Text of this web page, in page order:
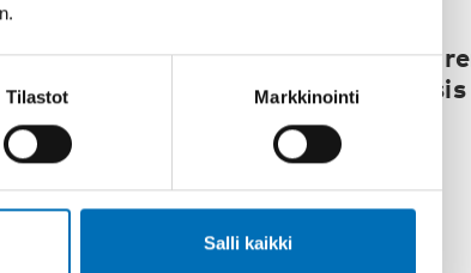
Tilastot Markkinointi
Salli kaikki
Ombudspersons:
not be forgotten in crisis
preparedness